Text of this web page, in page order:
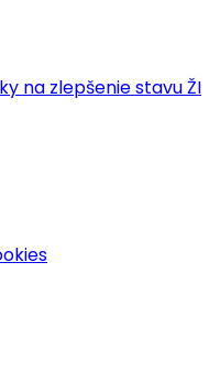
na zlepšenie stavu ŽI